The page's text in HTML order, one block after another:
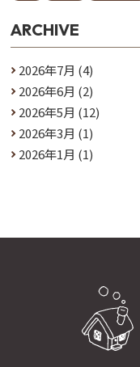
ARCHIVE
2026年7月 (4)
2026年6月 (2)
2026年5月 (12)
2026年3月 (1)
2026年1月 (1)